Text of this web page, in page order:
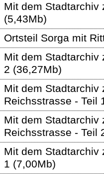
Mit dem Stadtarchiv
(5,43Mb)
Ortsteil Sorga mit
Mit dem Stadtarchiv
2 (36,27Mb)
Mit dem Stadtarchiv
Reichsstrasse - Teil
Mit dem Stadtarchiv
Reichsstrasse - Teil
Mit dem Stadtarchiv
1 (7,00Mb)